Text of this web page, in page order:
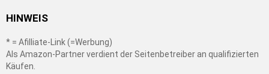
HINWEIS
* = Afilliate-Link (=Werbung)
Als Amazon-Partner verdient der Seitenbetreiber an qualifizierten
Käufen.